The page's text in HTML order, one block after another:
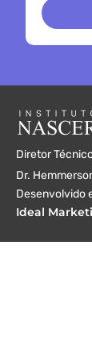
Diretor
Dr.
Desenvolvido
Ideal